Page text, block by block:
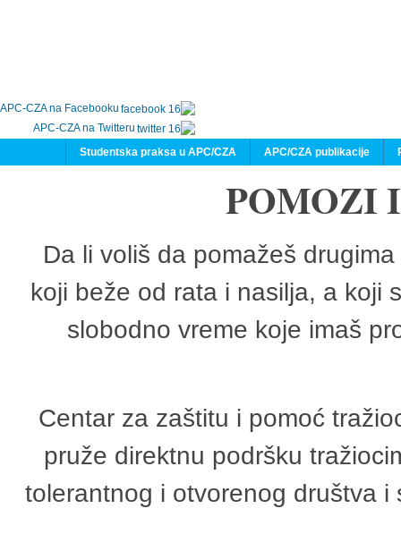
APC-CZA na Facebooku
APC-CZA na Twitteru
APC/CZA publikacije
Studentska praksa u APC/CZA
POMOZI
Da li voliš da pomažeš
koji beže od rata i nasilja, a koji
slobodno vreme koje imaš
Centar za zaštitu i pomoć
pruže direktnu podršku
tolerantnog i otvorenog društva